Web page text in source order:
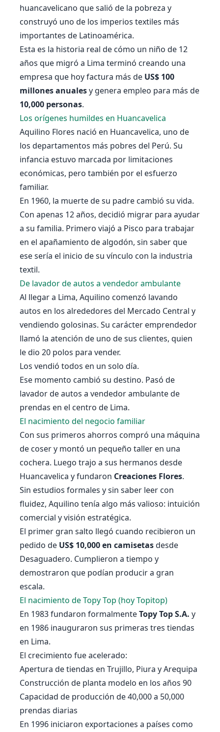
huancavelicano que salió de la pobreza y
construyó uno de los imperios textiles más
importantes de Latinoamérica.
Esta es la historia real de cómo un niño de 12
años que migró a Lima terminó creando una
empresa que hoy factura más de US$ 100
millones anualesy genera empleo para más de
10,000 personas.
Los orígenes humildes en Huancavelica
Aquilino Flores nació en Huancavelica, uno de
los departamentos más pobres del Perú. Su
infancia estuvo marcada por limitaciones
económicas, pero también por el esfuerzo
familiar.
En 1960, la muerte de su padre cambió su vida.
Con apenas 12 años, decidió migrar para ayudar
a su familia. Primero viajó a Pisco para trabajar
en el apañamiento de algodón, sin saber que
ese sería el inicio de su vínculo con la industria
textil.
De lavador de autos a vendedor ambulante
Al llegar a Lima, Aquilino comenzó lavando
autos en los alrededores del Mercado Central y
vendiendo golosinas. Su carácter emprendedor
llamó la atención de uno de sus clientes, quien
le dio 20 polos para vender.
Los vendió todos en un solo día.
Ese momento cambió su destino. Pasó de
lavador de autos a vendedor ambulante de
prendas en el centro de Lima.
El nacimiento del negocio familiar
Con sus primeros ahorros compró una máquina
de coser y montó un pequeño taller en una
cochera. Luego trajo a sus hermanos desde
Huancavelica y fundaron Creaciones Flores.
Sin estudios formales y sin saber leer con
fluidez, Aquilino tenía algo más valioso: intuición
comercial y visión estratégica.
El primer gran salto llegó cuando recibieron un
pedido de US$ 10,000 en camisetasdesde
Desaguadero. Cumplieron a tiempo y
demostraron que podían producir a gran
escala.
El nacimiento de Topy Top (hoy Topitop)
En 1983 fundaron formalmenteTopy Top S.A. y
en 1986 inauguraron sus primeras tres tiendas
en Lima.
El crecimiento fue acelerado:
Apertura de tiendas en Trujillo, Piura y Arequipa
Construcción de planta modelo en los años 90
Capacidad de producción de 40,000 a 50,000
prendas diarias
En 1996 iniciaron exportaciones a países como